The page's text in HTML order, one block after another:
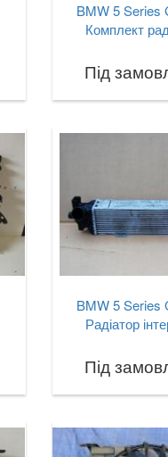
BMW 5 Series
Комплект
Під
BMW 5 Series
Радіатор
Під